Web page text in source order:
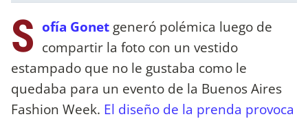
S ofía Gonet generó polémica luego de
compartir la foto con un vestido
estampado que no le gustaba como le
quedaba para un evento de la Buenos Aires
Fashion Week. El diseño de la prenda provoca